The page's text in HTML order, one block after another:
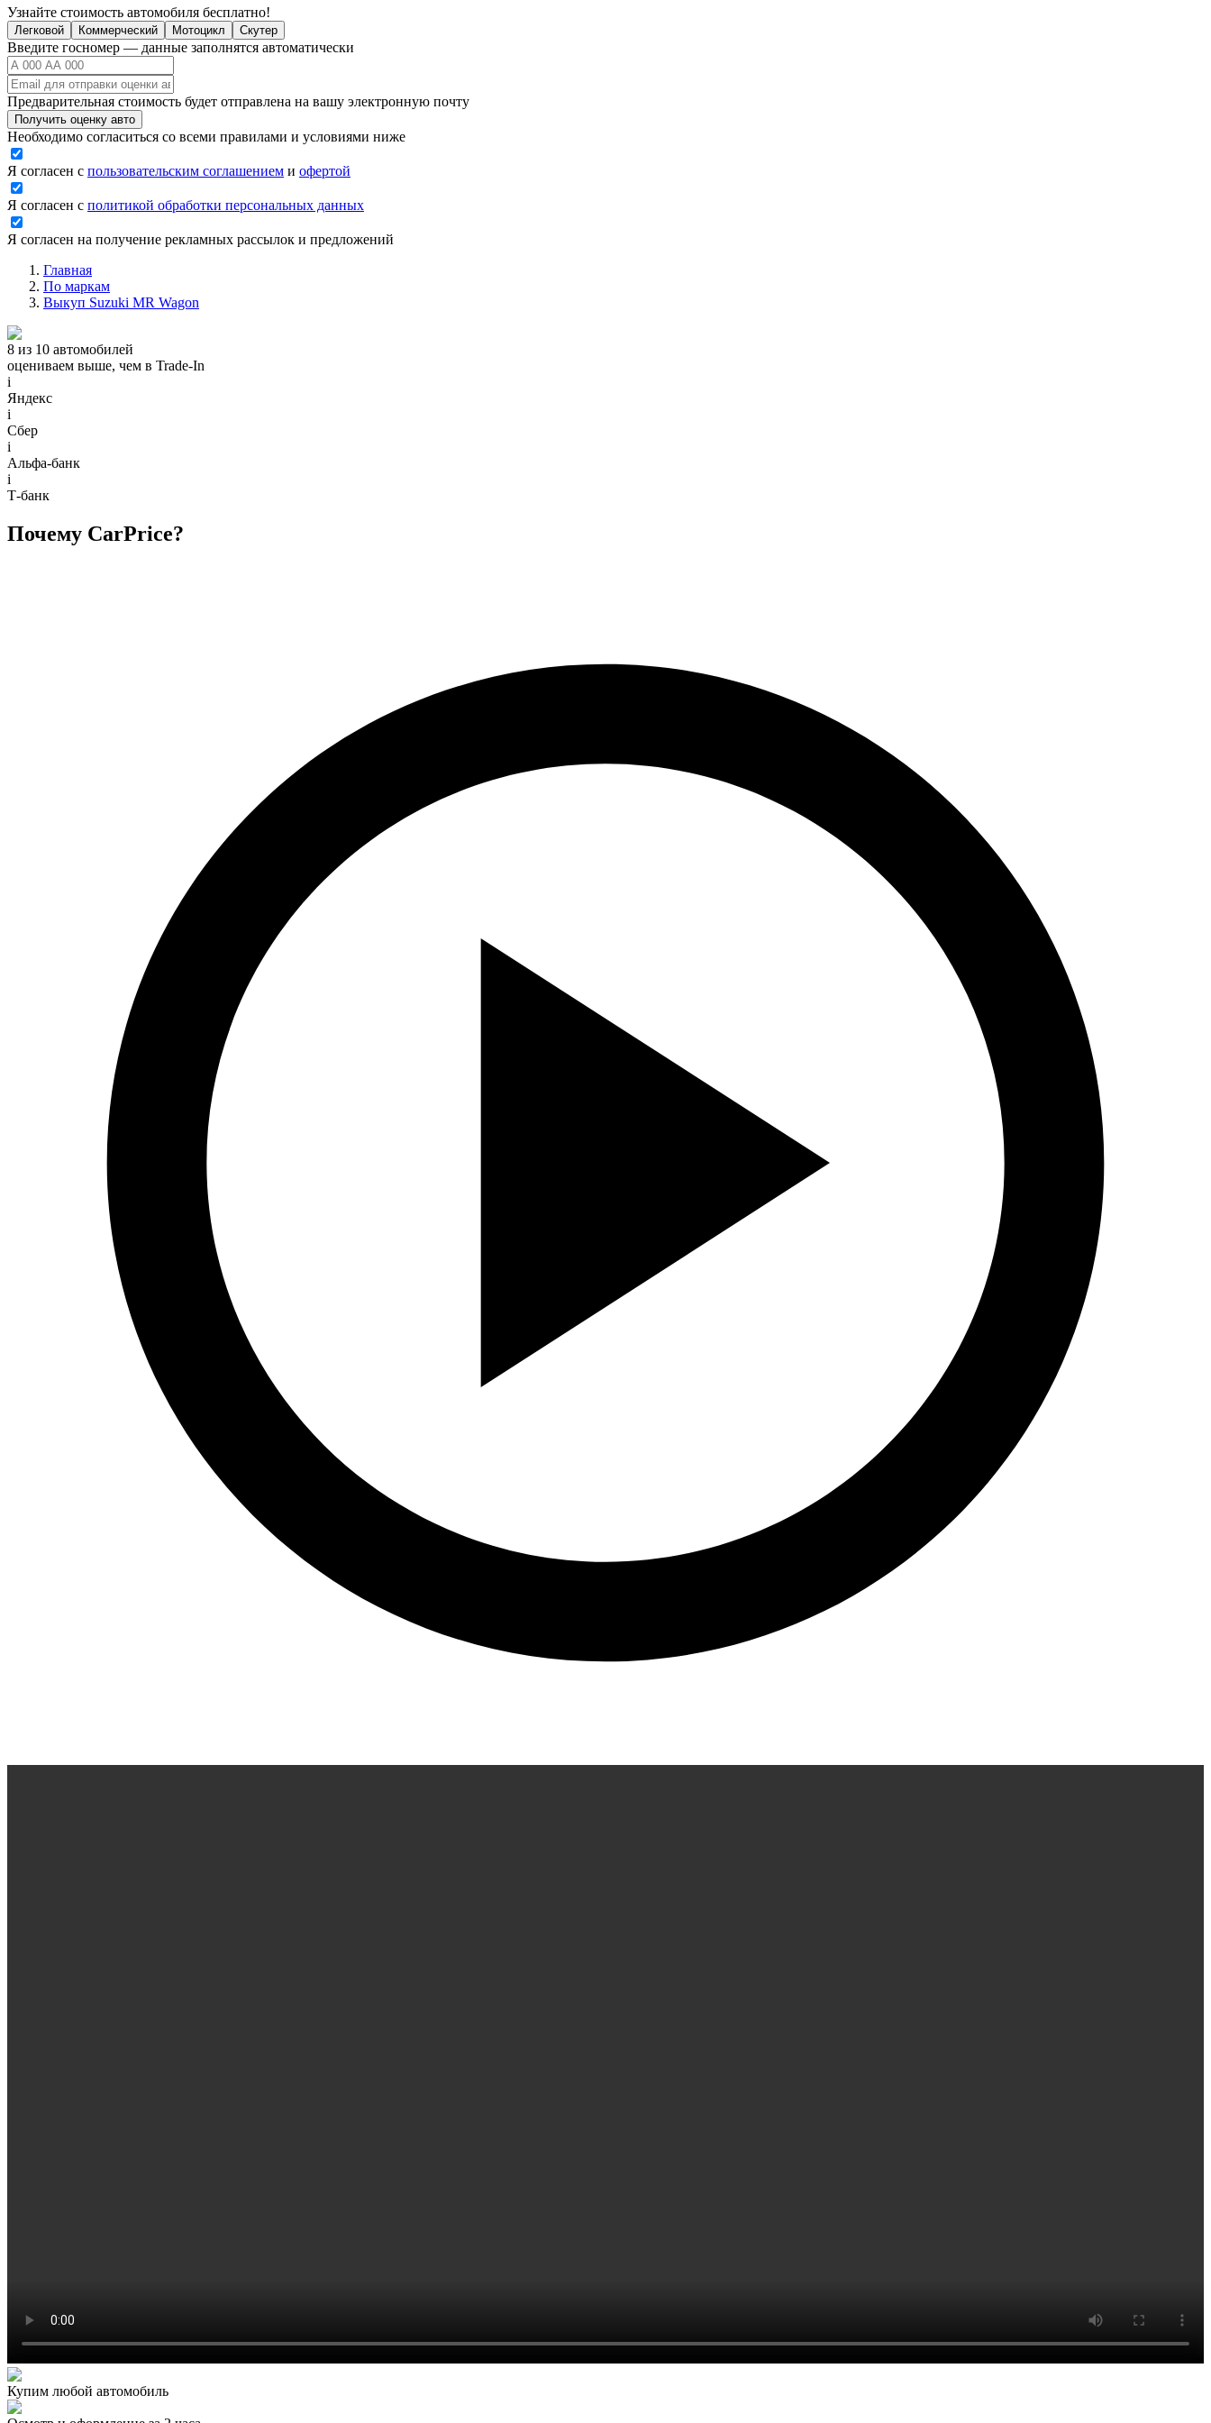
Узнайте стоимость автомобиля бесплатно!
Легковой Коммерческий Мотоцикл Скутер
Введите госномер — данные заполнятся автоматически
Предварительная стоимость будет отправлена на вашу электронную почту
Получить оценку авто
Необходимо согласиться со всеми правилами и условиями ниже
Я согласен с пользовательским соглашением и офертой
Я согласен с политикой обработки персональных данных
Я согласен на получение рекламных рассылок и предложений
Главная
По маркам
Выкуп Suzuki MR Wagon
8 из 10 автомобилей
оцениваем выше, чем в Trade‑In
i
Яндекс
i
Сбер
i
Альфа-банк
i
Т-банк
Почему CarPrice?
Купим любой автомобиль